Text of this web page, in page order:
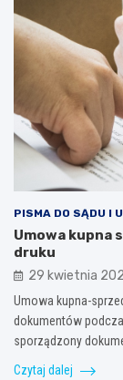
PISMA DO SĄDU I
Umowa kupna
druku
29 kwietnia
Umowa kupna-
dokumentów
sporządzony
Czytaj dalej